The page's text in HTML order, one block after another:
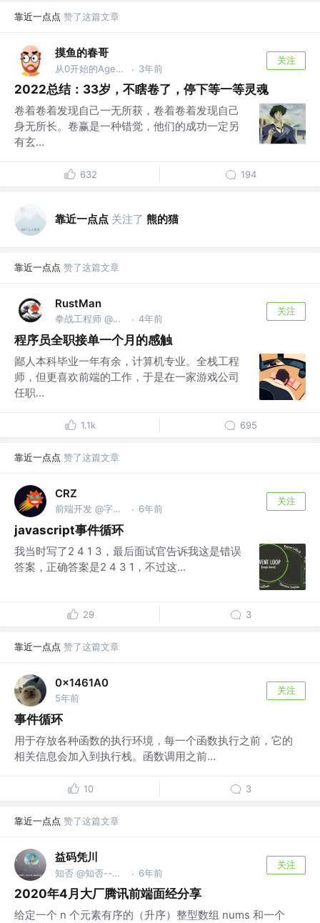
靠近一点点 赞了这篇文章
摸鱼的春哥
从0开始的Agent之旅 · 3年前
关注
2022总结：33岁，不瞎卷了，停下等一等灵魂
卷着卷着发现自己一无所获，卷着卷着发现自己
身无所长。卷赢是一种错觉，他们的成功一定另
有玄...
632 194
靠近一点点 关注了 熊的猫
靠近一点点 赞了这篇文章
RustMan
拳战工程师 @天地银行 · 4年前
关注
程序员全职接单一个月的感触
鄙人本科毕业一年有余，计算机专业。全栈工程
师，但更喜欢前端的工作，于是在一家游戏公司
任职...
1.1k 695
靠近一点点 赞了这篇文章
CRZ
前端开发 @字节跳动 · 6年前
关注
javascript事件循环
我当时写了2 4 1 3，最后面试官告诉我这是错误
答案，正确答案是2 4 3 1，不过这...
29 3
靠近一点点 赞了这篇文章
0x1461A0
5年前
关注
事件循环
用于存放各种函数的执行环境，每一个函数执行之前，它的
相关信息会加入到执行栈。函数调用之前...
10 3
靠近一点点 赞了这篇文章
益码凭川
知否 @知否--一个开发者分享的平台 http:www.js · 6年前
关注
2020年4月大厂腾讯前端面经分享
给定一个 n 个元素有序的（升序）整型数组 nums 和一个